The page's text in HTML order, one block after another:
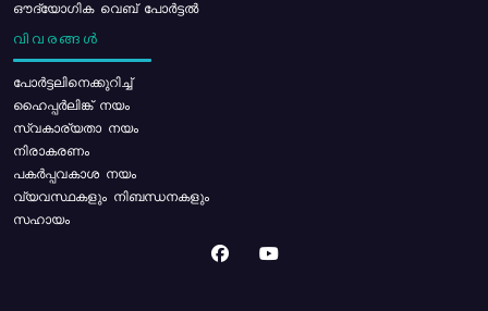
ഔദ്യോഗിക വെബ് പോർട്ടൽ
വിവരങ്ങൾ
പോര്‍ട്ടലിനെക്കുറിച്ച്
ഹൈപ്പർലിങ്ക് നയം
സ്വകാര്യതാ നയം
നിരാകരണം
പകർപ്പവകാശ നയം
വ്യവസ്ഥകളും നിബന്ധനകളും
സഹായം